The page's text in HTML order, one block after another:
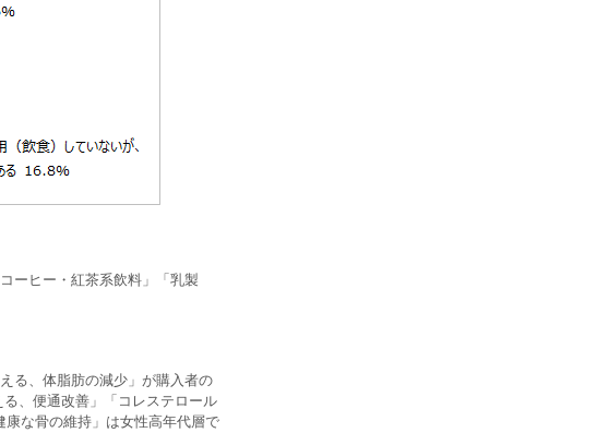
ーヒー・紅茶系飲料」「乳製
る、体脂肪の減少」が購入者の
、便通改善」「コレステロール
な骨の維持」は女性高年代層で